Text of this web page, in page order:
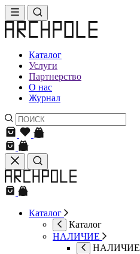
Каталог
Услуги
Партнерство
О нас
Журнал
Каталог
Каталог
НАЛИЧИЕ
НАЛИЧИЕ